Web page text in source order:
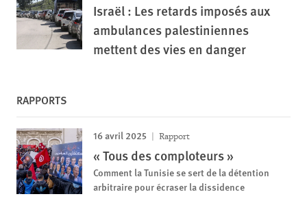
Israël : Les retards imposés aux
ambulances palestiniennes
mettent des vies en danger
RAPPORTS
16 avril 2025 Rapport
« Tous des comploteurs »
Comment la Tunisie se sert de la détention
arbitraire pour écraser la dissidence